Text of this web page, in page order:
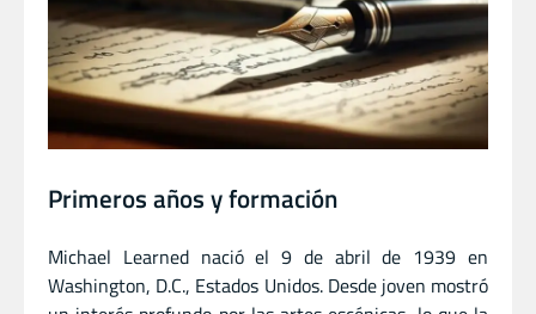
Primeros años y formación
Michael Learned nació el 9 de abril de 1939 en
Washington, D.C., Estados Unidos. Desde joven mostró